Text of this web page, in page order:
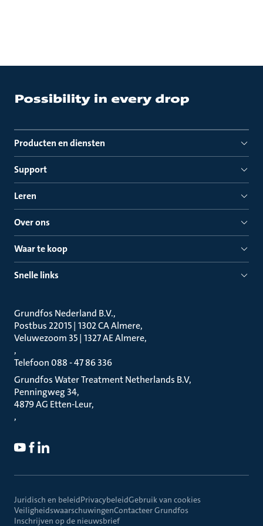
Producten en diensten
Support
Leren
Over ons
Waar te koop
Snelle links
Grundfos Nederland B.V.
Postbus 22015 | 1302 CA Almere
Veluwezoom 35 | 1327 AE Almere
Telefoon 088 - 47 86 336
Grundfos Water Treatment Netherlands B.V
Penningweg 34
4879 AG Etten-Leur
Juridisch en beleidPrivacybeleidGebruik van cookies
VeiligheidswaarschuwingenContacteer Grundfos
Inschrijven op de nieuwsbrief